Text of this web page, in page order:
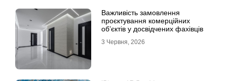
Важливість замовлення
проєктування комерційних
об’єктів у досвідчених фахівців
3 Червня, 2026